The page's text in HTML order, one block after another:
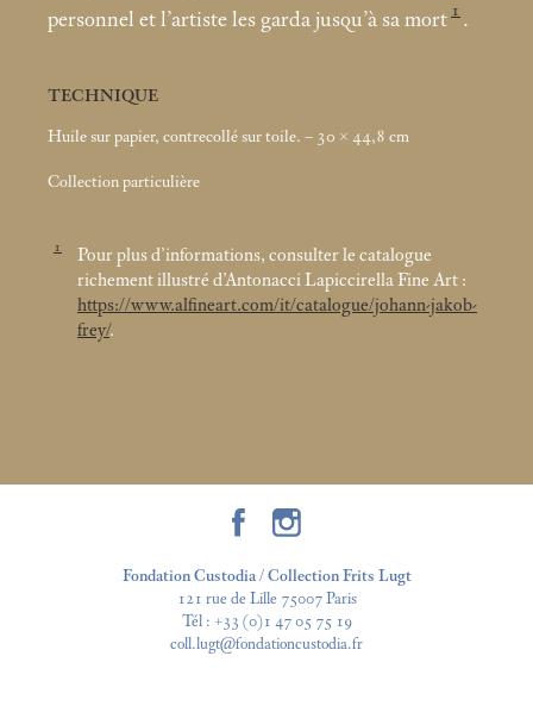
personnel et l’artiste les garda jusqu’à sa mort 1 .
TECHNIQUE
Huile sur papier, contrecollé sur toile. – 30 × 44,8 cm
Collection particulière
1
Pour plus d’informations, consulter le catalogue
richement illustré d’Antonacci Lapiccirella Fine Art :
https://www.alfineart.com/it/catalogue/johann-jakob-
frey/.
Fondation Custodia / Collection Frits Lugt
121 rue de Lille 75007 Paris
Tél : +33 (0)1 47 05 75 19
coll.lugt@fondationcustodia.fr